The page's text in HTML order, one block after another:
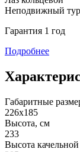
Неподвижный
Гарантия 1 год
Подробнее
Габаритные
226х185
Высота, см
233
Высота